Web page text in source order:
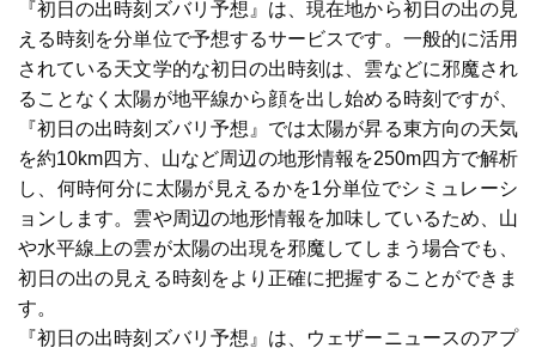
『初日の出時刻ズバリ予想』は、現在地から初日の出の見
える時刻を分単位で予想するサービスです。一般的に活用
されている天文学的な初日の出時刻は、雲などに邪魔され
ることなく太陽が地平線から顔を出し始める時刻ですが、
『初日の出時刻ズバリ予想』では太陽が昇る東方向の天気
を約10km四方、山など周辺の地形情報を250m四方で解析
し、何時何分に太陽が見えるかを1分単位でシミュレーシ
ョンします。雲や周辺の地形情報を加味しているため、山
や水平線上の雲が太陽の出現を邪魔してしまう場合でも、
初日の出の見える時刻をより正確に把握することができま
す。
『初日の出時刻ズバリ予想』は、ウェザーニュースのアプ